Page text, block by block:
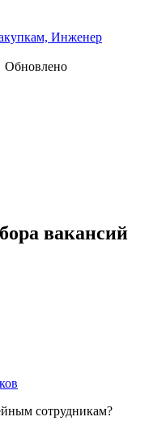
Инженер
Обновлено
вакансий
сотрудникам?